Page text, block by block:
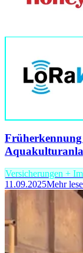
Versicherungen +
11.09.2025Mehr